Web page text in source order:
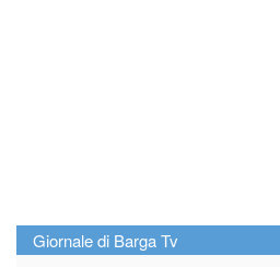
Giornale di Barga Tv